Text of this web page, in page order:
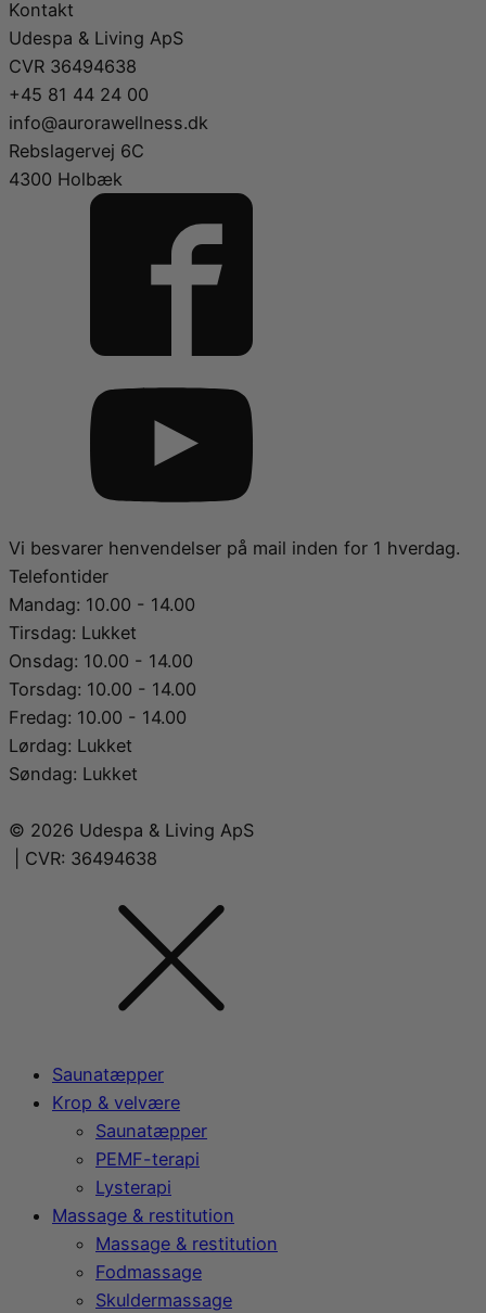
Kontakt
Udespa & Living ApS
CVR 36494638
+45 81 44 24 00
info@aurorawellness.dk
Rebslagervej 6C
4300 Holbæk
Vi besvarer henvendelser på mail inden for 1 hverdag.
Telefontider
Mandag: 10.00 - 14.00
Tirsdag: Lukket
Onsdag: 10.00 - 14.00
Torsdag: 10.00 - 14.00
Fredag: 10.00 - 14.00
Lørdag: Lukket
Søndag: Lukket
© 2026 Udespa & Living ApS
| CVR: 36494638
Saunatæpper
Krop & velvære
Saunatæpper
PEMF-terapi
Lysterapi
Massage & restitution
Massage & restitution
Fodmassage
Skuldermassage